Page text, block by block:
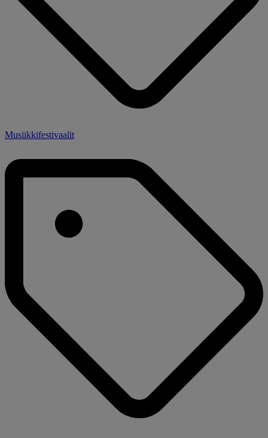
Musiikkifestivaalit